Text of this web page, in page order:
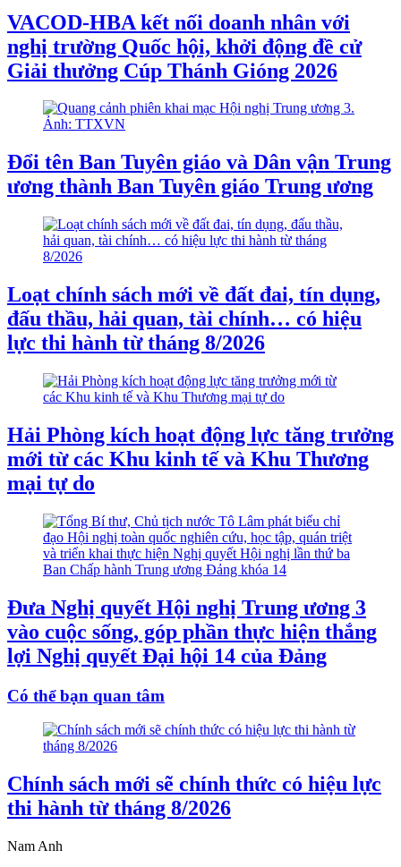
VACOD-HBA kết nối doanh nhân với
nghị trường Quốc hội, khởi động đề cử
Giải thưởng Cúp Thánh Gióng 2026
Đổi tên Ban Tuyên giáo và Dân vận Trung
ương thành Ban Tuyên giáo Trung ương
Loạt chính sách mới về đất đai, tín dụng,
đấu thầu, hải quan, tài chính… có hiệu
lực thi hành từ tháng 8/2026
Hải Phòng kích hoạt động lực tăng trưởng
mới từ các Khu kinh tế và Khu Thương
mại tự do
Đưa Nghị quyết Hội nghị Trung ương 3
vào cuộc sống, góp phần thực hiện thắng
lợi Nghị quyết Đại hội 14 của Đảng
Có thể bạn quan tâm
Chính sách mới sẽ chính thức có hiệu lực
thi hành từ tháng 8/2026
Nam Anh